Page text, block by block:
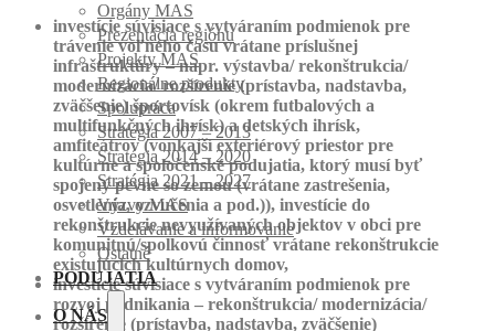
Orgány MAS
Prezentácia regiónu
Projekty MAS
Regionálne produkty
Spolupráca
Stratégia 2007 – 2013
Stratégia 2014 – 2020
Stratégia 2021 – 2027
Výzvy MAS
Vzdelávanie a informovanie
Ostatné
PODUJATIA
O NÁS
investície súvisiace s vytváraním podmienok pre
trávenie voľného času vrátane príslušnej
infraštruktúry – napr. výstavba/ rekonštrukcia/
modernizácia/ rozšírenie (prístavba, nadstavba,
zväčšenie) športovísk (okrem futbalových a
multifunkčných ihrísk) a detských ihrísk,
amfiteátrov (vonkajší exteriérový priestor pre
kultúrne a spoločenské podujatia, ktorý musí byť
spojený pevne so zemou (vrátane zastrešenia,
osvetlenia, ozvučenia a pod.)), investície do
rekonštrukcie nevyužívaných objektov v obci pre
komunitnú/spolkovú činnosť vrátane rekonštrukcie
existujúcich kultúrnych domov,
investície súvisiace s vytváraním podmienok pre
rozvoj podnikania – rekonštrukcia/ modernizácia/
rozšírenie (prístavba, nadstavba, zväčšenie)